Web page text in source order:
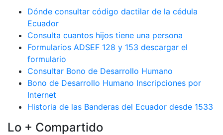
Dónde consultar código dactilar de la cédula
Ecuador
Consulta cuantos hijos tiene una persona
Formularios ADSEF 128 y 153 descargar el
formulario
Consultar Bono de Desarrollo Humano
Bono de Desarrollo Humano Inscripciones por
Internet
Historia de las Banderas del Ecuador desde 1533
Lo + Compartido